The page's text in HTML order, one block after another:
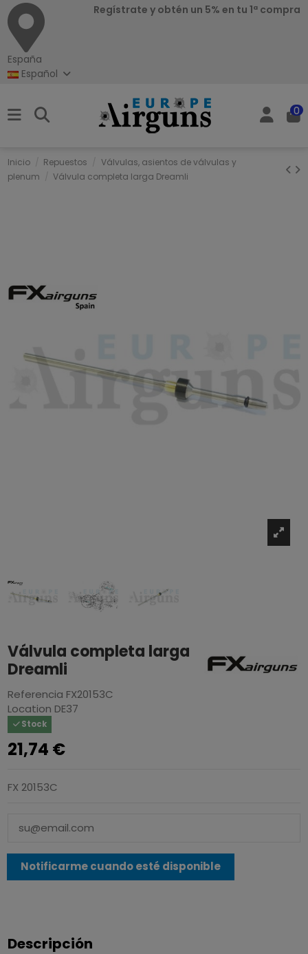
España
Regístrate y obtén un 5% en tu 1ª compra
Español
0
Inicio Repuestos
Válvulas, asientos de válvulas y
plenum
Válvula completa larga Dreamli
Válvula completa larga
Dreamli
Referencia FX20153C
Location DE37
Stock
21,74 €
FX 20153C
Descripción